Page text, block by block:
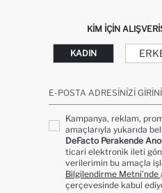
KIM IÇIN
KADIN
E-POSTA ADRESINIZI
Kampanya, reklam,
amaçlarıyla yukarıda
DeFacto Perakende
ticari elektronik ileti
verilerimin bu amaçla
Bilgilendirme Metni’nde
çerçevesinde kabul